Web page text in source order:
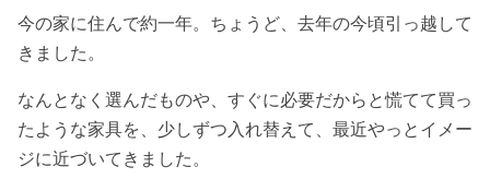
今の家に住んで約一年。ちょうど、去年の今頃引っ越して
きました。
なんとなく選んだものや、すぐに必要だからと慌てて買っ
たような家具を、少しずつ入れ替えて、最近やっとイメー
ジに近づいてきました。